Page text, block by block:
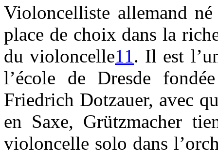
Violoncelliste allemand
place de choix dans la
du violoncelle11. Il est
l’école de Dresde
Friedrich Dotzauer, avec
en Saxe, Grützmacher
violoncelle solo dans